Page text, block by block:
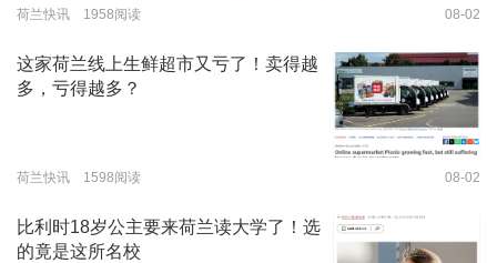
荷兰快讯 1958阅读 08-02
这家荷兰线上生鲜超市又亏了！卖得越
多，亏得越多？
荷兰快讯 1598阅读 08-02
比利时18岁公主要来荷兰读大学了！选
的竟是这所名校